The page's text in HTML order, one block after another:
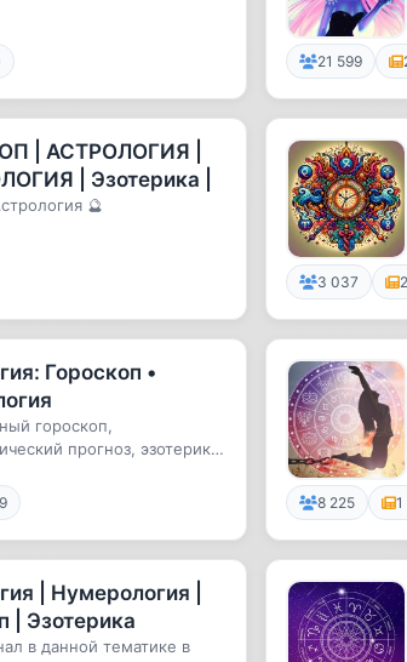
21 599
| АСТРОЛОГИЯ |
| Эзотерика |
🔮
3 037
Гороскоп •
гороскоп,
прогноз, эзотерика,
8 225 1
| Нумерология |
| Эзотерика
в данной тематике в